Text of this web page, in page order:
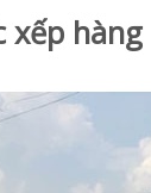
hàng